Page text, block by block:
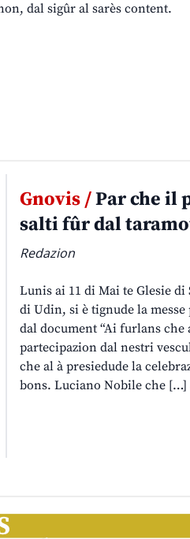
dal sigûr al sarès content.
Gnovis /Par che il
salti fûr dal
Redazion
Lunis ai 11 di Mai te Glesie di
di Udin, si è tignude la
dal document “Ai furlans che
partecipazion dal nestri
che al à presiedude la
bons. Luciano Nobile che […]